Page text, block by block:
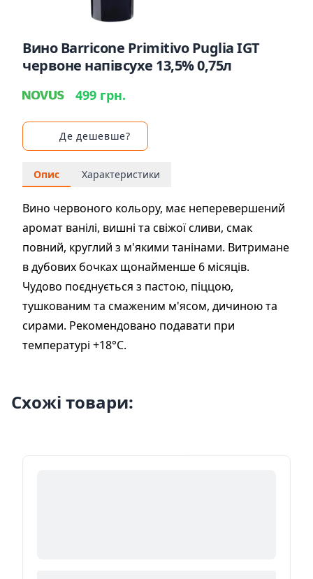
Вино Barricone Primitivo Puglia IGT
червоне напівсухе 13,5% 0,75л
499 грн.
Де дешевше?
Опис Характеристики
Вино червоного кольору, має неперевершений
аромат ванілі, вишні та свіжої сливи, смак
повний, круглий з м'якими танінами. Витримане
в дубових бочках щонайменше 6 місяців.
Чудово поєднується з пастою, піццою,
тушкованим та смаженим м'ясом, дичиною та
сирами. Рекомендовано подавати при
температурі +18°С.
Схожі товари: